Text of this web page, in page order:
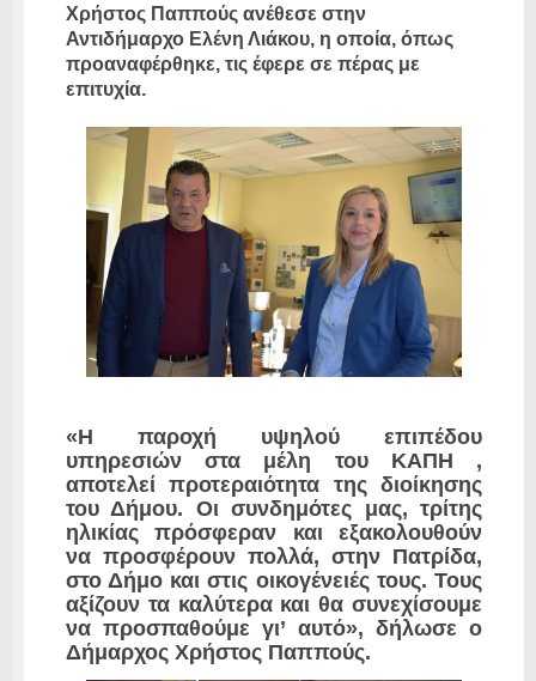
Χρήστος Παππούς ανέθεσε στην
Αντιδήμαρχο Ελένη Λιάκου, η οποία, όπως
προαναφέρθηκε, τις έφερε σε πέρας με
επιτυχία.
«Η παροχή υψηλού επιπέδου
υπηρεσιών στα μέλη του ΚΑΠΗ ,
αποτελεί προτεραιότητα της διοίκησης
του Δήμου. Οι συνδημότες μας, τρίτης
ηλικίας πρόσφεραν και εξακολουθούν
να προσφέρουν πολλά, στην Πατρίδα,
στο Δήμο και στις οικογένειές τους. Τους
αξίζουν τα καλύτερα και θα συνεχίσουμε
να προσπαθούμε γι’ αυτό», δήλωσε ο
Δήμαρχος Χρήστος Παππούς.